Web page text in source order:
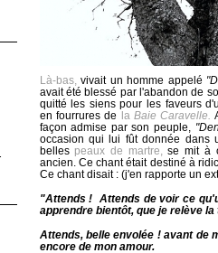
Là-bas, vivait un homme appelé
avait été blessé par l'abandon de
quitté les siens pour les faveurs
en fourrures de la Baie Caravelle.
façon admise par son peuple,
occasion qui lui fût donnée dans
belles peaux de martre,
se mit à
ancien. Ce chant était destiné à
Ce chant disait : (j'en rapporte un
"Attends ! Attends de voir ce
apprendre bientôt, que je relève la
Attends, belle envolée ! avant de
encore de mon amour.